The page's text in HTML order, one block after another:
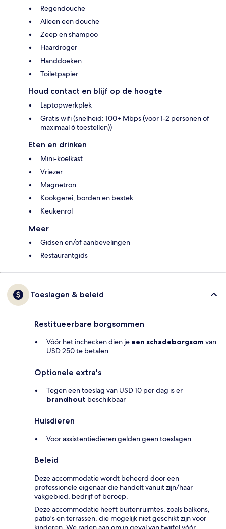
Regendouche
Alleen een douche
Zeep en shampoo
Haardroger
Handdoeken
Toiletpapier
Houd contact en blijf op de hoogte
Laptopwerkplek
Gratis wifi (snelheid: 100+ Mbps (voor 1-2 personen of
maximaal 6 toestellen))
Eten en drinken
Mini-koelkast
Vriezer
Magnetron
Kookgerei, borden en bestek
Keukenrol
Meer
Gidsen en/of aanbevelingen
Restaurantgids
Toeslagen & beleid
Restitueerbare borgsommen
Vóór het inchecken dien je een schadeborgsom van
USD 250 te betalen
Optionele extra's
Tegen een toeslag van USD 10 per dag is er
brandhout beschikbaar
Huisdieren
Voor assistentiedieren gelden geen toeslagen
Beleid
Deze accommodatie wordt beheerd door een
professionele eigenaar die handelt vanuit zijn/haar
vakgebied, bedrijf of beroep.
Deze accommodatie heeft buitenruimtes, zoals balkons,
patio's en terrassen, die mogelijk niet geschikt zijn voor